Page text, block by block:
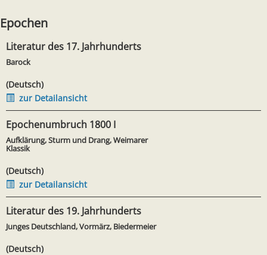
Epochen
Literatur des 17. Jahrhunderts
Barock
(Deutsch)
zur Detailansicht
Epochenumbruch 1800 I
Aufklärung, Sturm und Drang, Weimarer
Klassik
(Deutsch)
zur Detailansicht
Literatur des 19. Jahrhunderts
Junges Deutschland, Vormärz, Biedermeier
(Deutsch)